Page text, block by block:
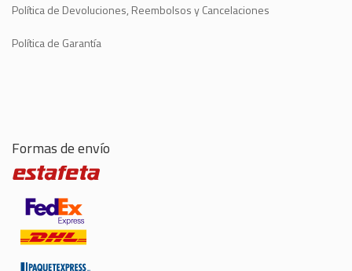
Política de Devoluciones, Reembolsos y Cancelaciones
Política de Garantía
Formas de envío